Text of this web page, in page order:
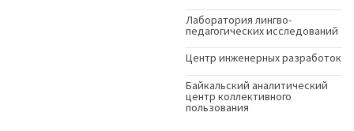
Лаборатория лингво-
педагогических исследований
Центр инженерных разработок
Байкальский аналитический
центр коллективного
пользования